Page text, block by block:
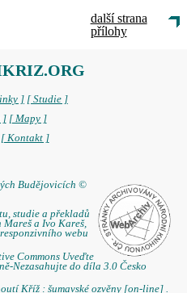
další strana
přílohy
] [ Studie ]
] [ Mapy ]
[ Kontakt ]
Budějovicích ©
studie a překladů
Mareš a Ivo Kareš,
webu
Commons Uveďte
Nezasahujte do díla 3.0 Česko
Kříž : šumavské ozvěny [on-line] .